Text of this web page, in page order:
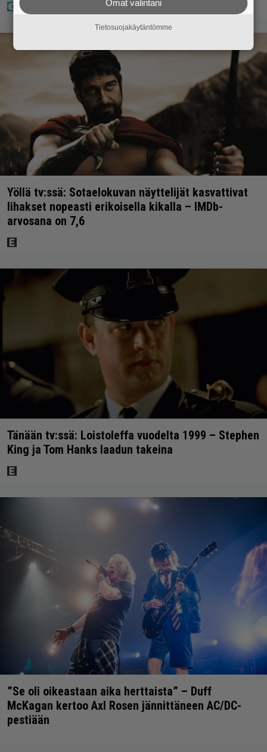
Yöllä tv:ssä: Sotaelokuvan näyttelijät kasvattivat
lihakset nopeasti erikoisella kikalla – IMDb-
arvosana on 7,6
Tänään tv:ssä: Loistoleffa vuodelta 1999 – Stephen
King ja Tom Hanks laadun takeina
”Se oli oikeastaan aika herttaista” – Duff
McKagan kertoo Axl Rosen jännittäneen AC/DC-
pestiään
Omat valintani
Tietosuojakäytäntömme